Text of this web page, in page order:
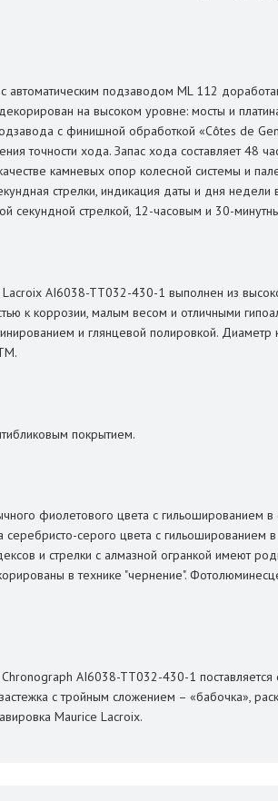
автоматическим подзаводом ML 112
на высоком уровне: мосты и
с финишной обработкой «Côtes de
точности хода. Запас хода составляет 48
камневых опор колесной системы и
стрелки, индикация даты и дня недели
секундной стрелкой, 12-часовым и 30-
AI6038-TT032-430-1 выполнен из
к коррозии, малым весом и отличными
и глянцевой полировкой. Диаметр
покрытием.
фиолетового цвета с гильошированием в
серого цвета с гильошированием
и стрелки с алмазной огранкой имеют
в технике "чернение".
AI6038-TT032-430-1 поставляется
с тройным сложением – «бабочка»,
Maurice Lacroix.